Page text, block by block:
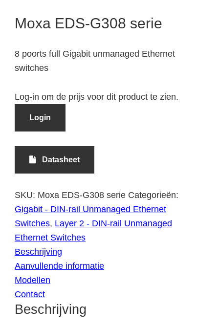
Moxa EDS-G308 serie
8 poorts full Gigabit unmanaged Ethernet
switches
Log-in om de prijs voor dit product te zien.
Login
Datasheet
SKU: Moxa EDS-G308 serie Categorieën:
Gigabit - DIN-rail Unmanaged Ethernet
Switches, Layer 2 - DIN-rail Unmanaged
Ethernet Switches
Beschrijving
Aanvullende informatie
Modellen
Contact
Beschrijving